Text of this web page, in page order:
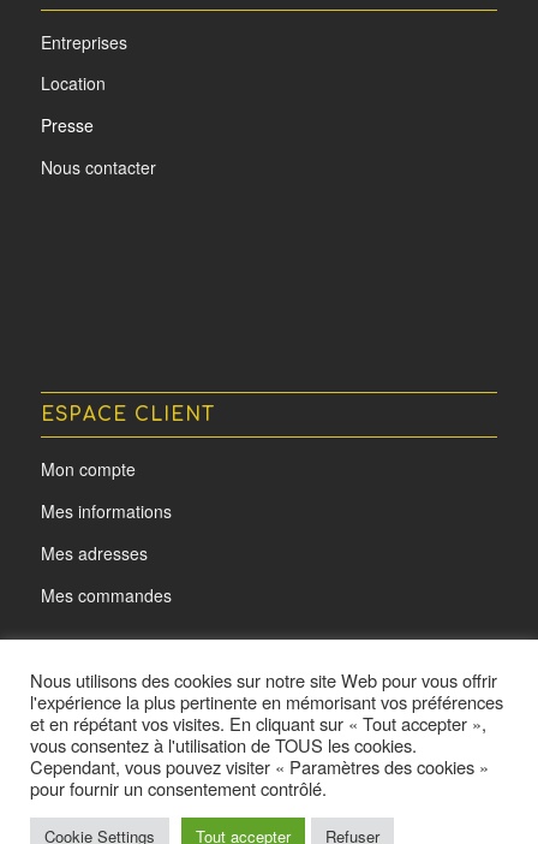
Entreprises
Location
Presse
Nous contacter
ESPACE CLIENT
Mon compte
Mes informations
Mes adresses
Mes commandes
@ L'oeil d'Acota - Made byYurcom
Nous utilisons des cookies sur notre site Web pour vous offrir
l'expérience la plus pertinente en mémorisant vos préférences
et en répétant vos visites. En cliquant sur « Tout accepter »,
vous consentez à l'utilisation de TOUS les cookies.
Cependant, vous pouvez visiter « Paramètres des cookies »
pour fournir un consentement contrôlé.
Cookie Settings Tout accepter Refuser